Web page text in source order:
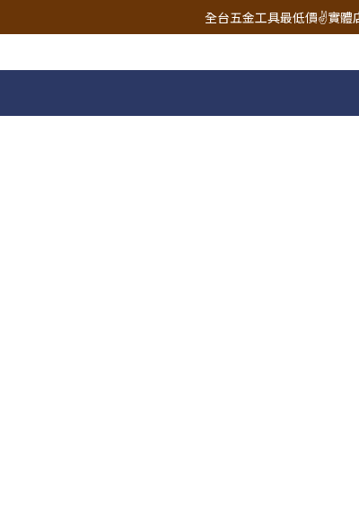
🔧電動工具&五金唯一首選
全台五金工具最低價✌️實體
配有專業維修部門🔧品
🔧電動工具&五金唯一首選